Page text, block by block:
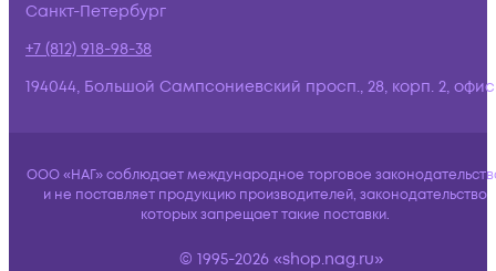
Санкт-Петербург
+7 (812) 918-98-38
194044, Большой Сампсониевский просп., 28, корп. 2,
ООО «НАГ» соблюдает международное торговое
и не поставляет продукцию производителей, законодательство
которых запрещает такие поставки.
© 1995-2026 «shop.nag.ru»